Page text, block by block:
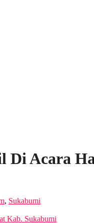
Di Acara
, Sukabumi